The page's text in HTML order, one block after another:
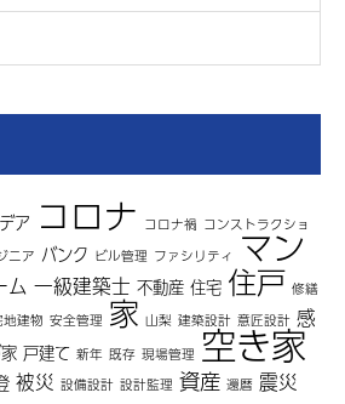
ア コロナ コロナ禍 コンストラクショ
ニア バンク ビル管理 ファシリティ マン
ム 一級建築士 不動産 住宅 住戸 修繕
地建物 安全管理 家 山梨 建築設計 意匠設計 感
戸建て 新年 既存 現場管理 空き家
被災 設備設計 設計監理 資産 還暦 震災